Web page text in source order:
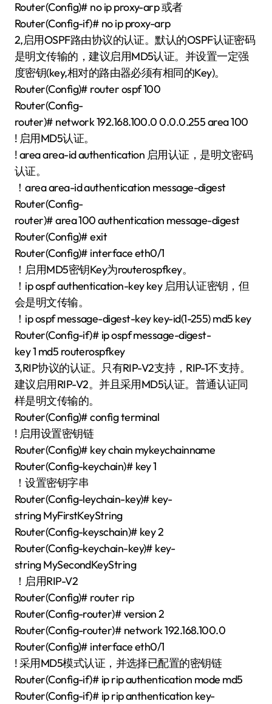
Router(Config)# no ip proxy-arp 或者
Router(Config-if)# no ip proxy-arp
2,启用OSPF路由协议的认证。默认的OSPF认证密码
是明文传输的，建议启用MD5认证。并设置一定强
度密钥(key,相对的路由器必须有相同的Key)。
Router(Config)# router ospf 100
Router(Config-
router)# network 192.168.100.0 0.0.0.255 area 100
! 启用MD5认证。
! area area-id authentication 启用认证，是明文密码
认证。
！area area-id authentication message-digest
Router(Config-
router)# area 100 authentication message-digest
Router(Config)# exit
Router(Config)# interface eth0/1
！启用MD5密钥Key为routerospfkey。
！ip ospf authentication-key key 启用认证密钥，但
会是明文传输。
！ip ospf message-digest-key key-id(1-255) md5 key
Router(Config-if)# ip ospf message-digest-
key 1 md5 routerospfkey
3,RIP协议的认证。只有RIP-V2支持，RIP-1不支持。
建议启用RIP-V2。并且采用MD5认证。普通认证同
样是明文传输的。
Router(Config)# config terminal
! 启用设置密钥链
Router(Config)# key chain mykeychainname
Router(Config-keychain)# key 1
！设置密钥字串
Router(Config-leychain-key)# key-
string MyFirstKeyString
Router(Config-keyschain)# key 2
Router(Config-keychain-key)# key-
string MySecondKeyString
！启用RIP-V2
Router(Config)# router rip
Router(Config-router)# version 2
Router(Config-router)# network 192.168.100.0
Router(Config)# interface eth0/1
! 采用MD5模式认证，并选择已配置的密钥链
Router(Config-if)# ip rip authentication mode md5
Router(Config-if)# ip rip anthentication key-